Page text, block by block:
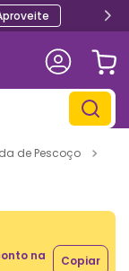
de Pescoço
na
Copiar